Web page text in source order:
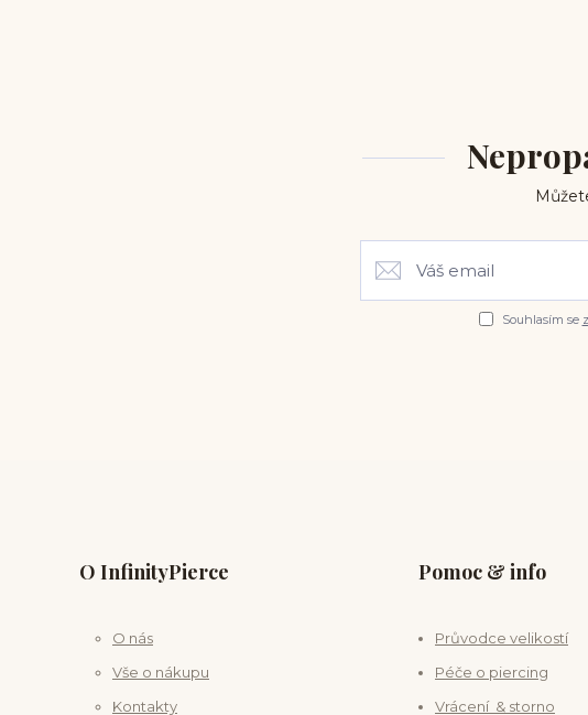
Souhlasím se
O InfinityPierce
O nás
Vše o nákupu
Kontakty
Pomoc & info
Průvodce velikostí
Péče o piercing
Vrácení & storno